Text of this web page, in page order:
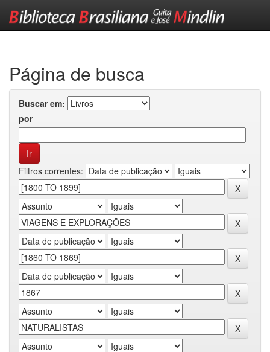
Página de busca
Buscar em:
por
Filtros correntes: